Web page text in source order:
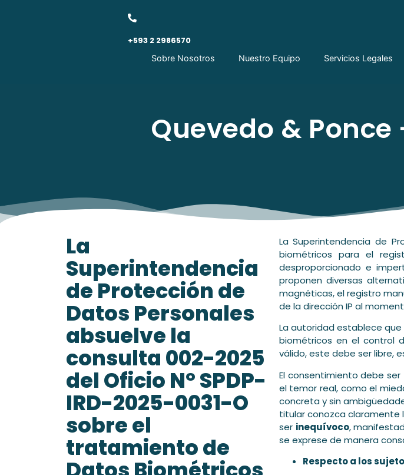
+593 2 2986570
Sobre Nosotros
Nuestro Equipo Servicios Legales
Quevedo &
La
Superintendencia
de Protección de
Datos Personales
absuelve la
consulta 002-2025
del Oficio N° SPDP-
IRD-2025-0031-O
sobre el
tratamiento de
La Superintendencia de
biométricos para el
desproporcionado e
proponen diversas
magnéticas, el registro
de la dirección IP al
La autoridad establece
biométricos en el control
válido, este debe ser libre,
El consentimiento debe ser
el temor real, como el
concreta y sin
titular conozca claramente
ser inequívoco,
se exprese de manera
Respecto a los